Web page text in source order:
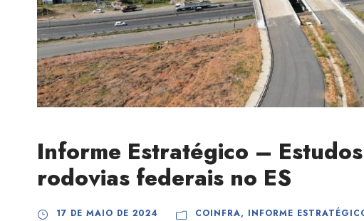
Informe Estratégico –
rodovias federais no ES
17 DE MAIO DE 2024 COINFRA, INFORME